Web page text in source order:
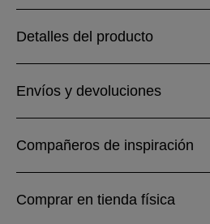
Detalles del producto
Envíos y devoluciones
Compañeros de inspiración
Comprar en tienda física